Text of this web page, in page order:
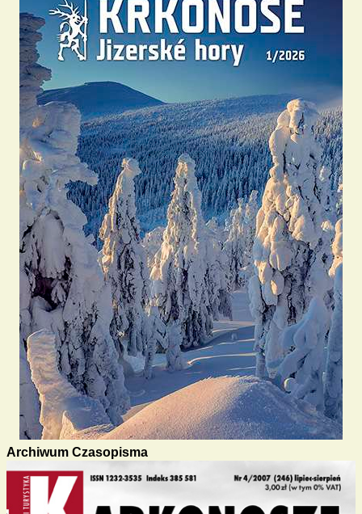
Archiwum Czasopisma